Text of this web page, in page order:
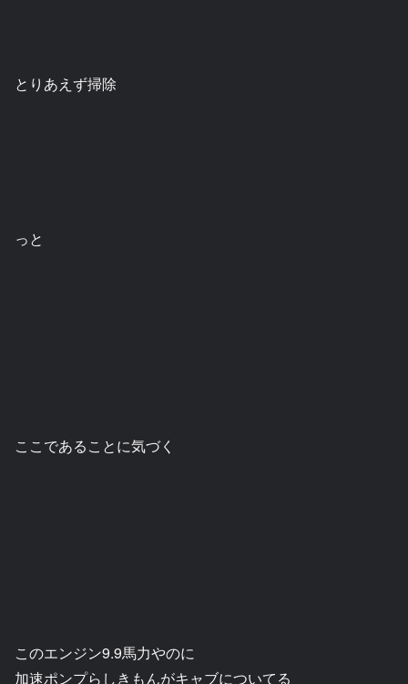
とりあえず掃除
っと
ここであることに気づく
このエンジン9.9馬力やのに
加速ポンプらしきもんがキャブについてる